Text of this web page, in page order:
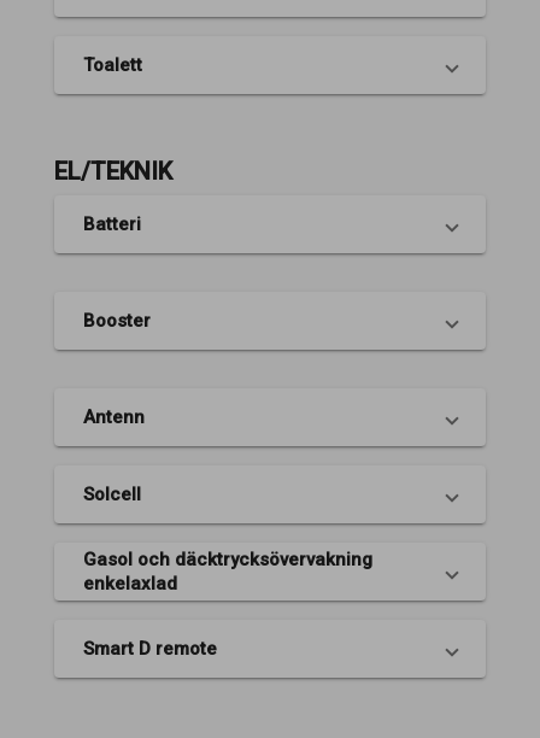
Toalett
EL/TEKNIK
Batteri
Booster
Antenn
Solcell
Gasol och däcktrycksövervakning
enkelaxlad
Smart D remote